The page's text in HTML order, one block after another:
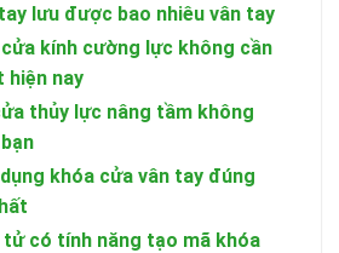
lưu được bao nhiêu vân tay
kính cường lực không cần
hiện nay
thủy lực nâng tầm không
khóa cửa vân tay đúng
tử có tính năng tạo mã khóa